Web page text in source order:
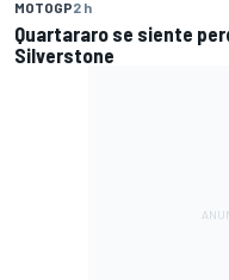
MOTOGP2 h
Quartararo se siente
Silverstone